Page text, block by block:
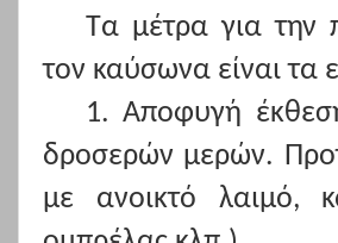
Τα μέτρα για την
τον καύσωνα είναι τα
1. Αποφυγή
δροσερών μερών.
με ανοικτό λαιμό,